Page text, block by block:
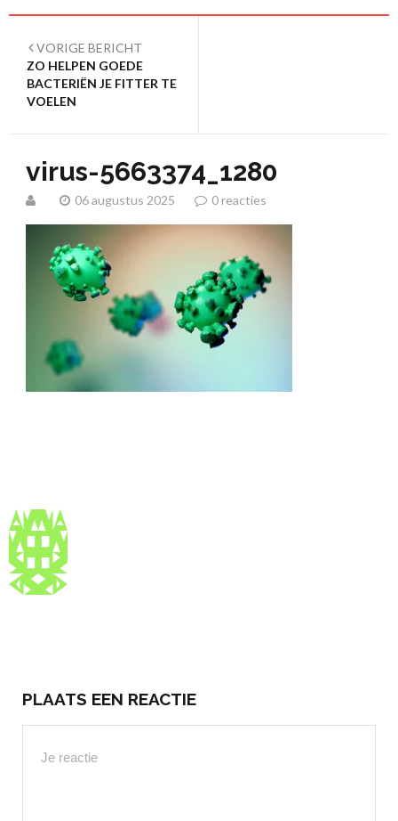
VORIGE BERICHT
ZO HELPEN GOEDE
BACTERIËN JE FITTER TE
VOELEN
virus-5663374_1280
06 augustus 2025 0 reacties
PLAATS EEN REACTIE